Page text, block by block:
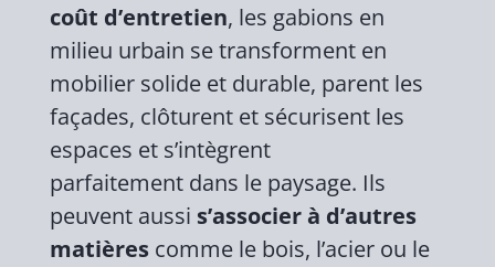
coût d’entretien, les gabions en
milieu urbain se transforment en
mobilier solide et durable, parent les
façades, clôturent et sécurisent les
espaces et s’intègrent
parfaitement dans le paysage. Ils
peuvent aussi s’associer à d’autres
matièrescomme le bois, l’acier ou le